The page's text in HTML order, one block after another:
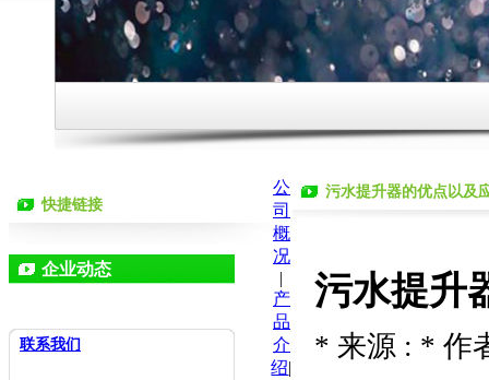
快捷链接
企业动态
联系我们
污水提升器的优点以及
污水提升
* 来源 : * 作
公
司
概
况
|
产
品
介
绍|